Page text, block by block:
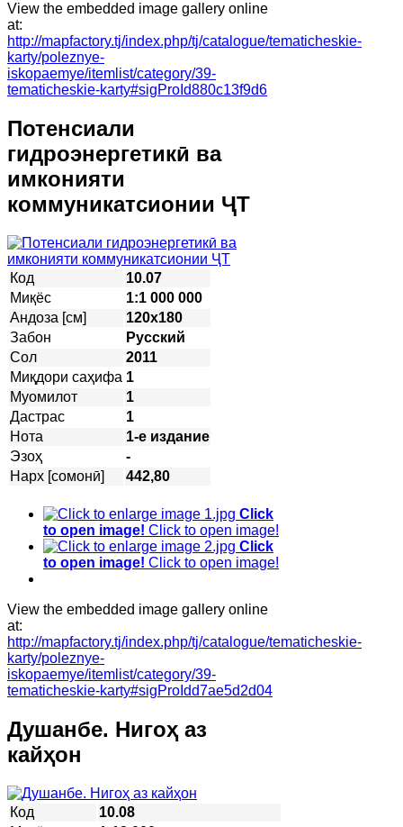
View the embedded image gallery online
at:
http://mapfactory.tj/index.php/tj/catalogue/tematicheskie-
karty/poleznye-
iskopaemye/itemlist/category/39-
tematicheskie-karty#sigProId880c13f9d6
Потенсиали
гидроэнергетикӣ ва
имконияти
коммуникатсионии ҶТ
Код
10.07
Миқёс
1:1 000 000
Андоза [см]
120х180
Забон
Русский
Сол
2011
Миқдори саҳифа 1
Муомилот
1
Дастрас
1
Нота
1-е издание
Эзоҳ
-
Нарх [сомонӣ]
442,80
Click
to open image! Click to open image!
Click
to open image! Click to open image!
View the embedded image gallery online
at:
http://mapfactory.tj/index.php/tj/catalogue/tematicheskie-
karty/poleznye-
iskopaemye/itemlist/category/39-
tematicheskie-karty#sigProIdd7ae5d2d04
Душанбе. Нигоҳ аз
кайҳон
Код
10.08